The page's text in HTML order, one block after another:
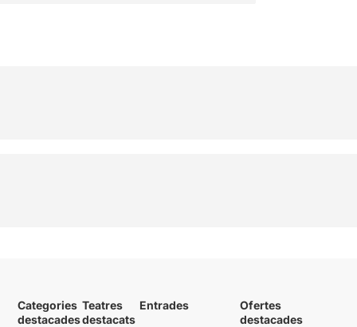
Categories
destacades
Teatres
destacats
Entrades
Ofertes
destacades